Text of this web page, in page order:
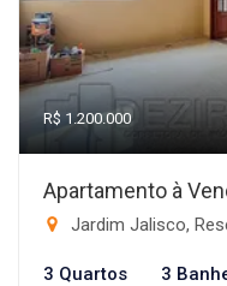
R$ 1.200.000
Apartamento à
Jardim Jalisco,
3 Quartos 3